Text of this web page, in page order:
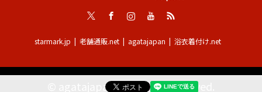
InstagramYoutube
RSS
starmark.jp 老舗通販.net agatajapan 浴衣着付け.net
agatajapan. All Rights Reserved.